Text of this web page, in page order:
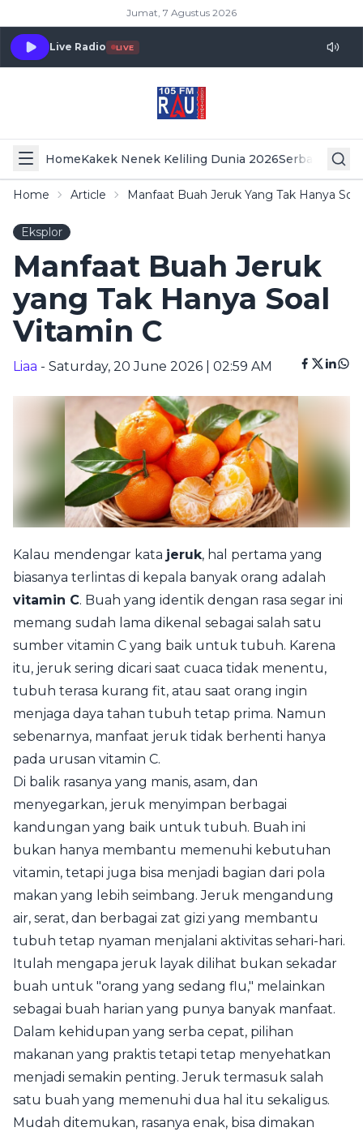
Jumat, 7 Agustus 2026
Live Radio LIVE
HomeKakek Nenek Keliling Dunia 2026Serba Serbi
Home Article Manfaat Buah Jeruk Yang Tak Hanya
Eksplor
Manfaat Buah Jeruk
yang Tak Hanya Soal
Vitamin C
Liaa - Saturday, 20 June 2026 | 02:59 AM
Kalau mendengar kata jeruk, hal pertama yang
biasanya terlintas di kepala banyak orang adalah
vitamin C. Buah yang identik dengan rasa segar ini
memang sudah lama dikenal sebagai salah satu
sumber vitamin C yang baik untuk tubuh. Karena
itu, jeruk sering dicari saat cuaca tidak menentu,
tubuh terasa kurang fit, atau saat orang ingin
menjaga daya tahan tubuh tetap prima. Namun
sebenarnya, manfaat jeruk tidak berhenti hanya
pada urusan vitamin C.
Di balik rasanya yang manis, asam, dan
menyegarkan, jeruk menyimpan berbagai
kandungan yang baik untuk tubuh. Buah ini
bukan hanya membantu memenuhi kebutuhan
vitamin, tetapi juga bisa menjadi bagian dari pola
makan yang lebih seimbang. Jeruk mengandung
air, serat, dan berbagai zat gizi yang membantu
tubuh tetap nyaman menjalani aktivitas sehari-hari.
Itulah mengapa jeruk layak dilihat bukan sekadar
buah untuk "orang yang sedang flu," melainkan
sebagai buah harian yang punya banyak manfaat.
Dalam kehidupan yang serba cepat, pilihan
makanan yang praktis tetapi tetap menyehatkan
menjadi semakin penting. Jeruk termasuk salah
satu buah yang memenuhi dua hal itu sekaligus.
Mudah ditemukan, rasanya enak, bisa dimakan